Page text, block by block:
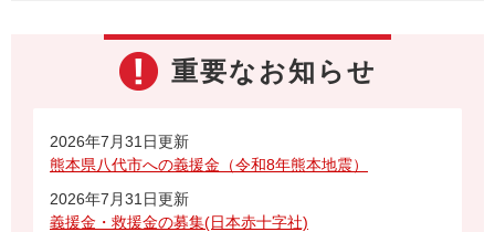
重要なお知らせ
2026年7月31日更新
熊本県八代市への義援金（令和8年熊本地震）
2026年7月31日更新
義援金・救援金の募集(日本赤十字社)